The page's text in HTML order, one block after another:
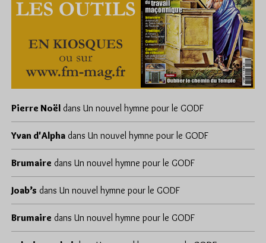
Pierre Noël dans Un nouvel hymne pour le GODF
Yvan d'Alpha dans Un nouvel hymne pour le GODF
Brumaire dans Un nouvel hymne pour le GODF
Joab’s dans Un nouvel hymne pour le GODF
Brumaire dans Un nouvel hymne pour le GODF